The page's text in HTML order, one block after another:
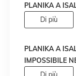
PLANIKA A
Di più
PLANIKA A
IMPOSSIBILE
DIVENTATO